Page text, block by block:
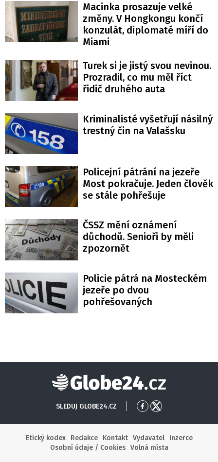
Macinka prosazuje velké
změny. V Hongkongu končí
konzulát, diplomaté míří do
Miami
Turek si je jistý svou nevinou.
Prozradil, co mu měl říct
řidič druhého auta
Kriminalisté vyšetřují násilný
trestný čin na Valašsku
Policejní pátrání na jezeře
Most pokračuje. Jeden člověk
se stále pohřešuje
ČSSZ mění oznámení
důchodů. Senioři by měli
zpozornět
Policie pátrá na Mosteckém
jezeře po dvou
pohřešovaných
Globe24
SLEDUJ GLOBE24.CZ
PřejítPřejít
Etický kodex
Redakce Kontakt Vydavatel
Inzerce
Osobní údaje / Cookies
Volná místa